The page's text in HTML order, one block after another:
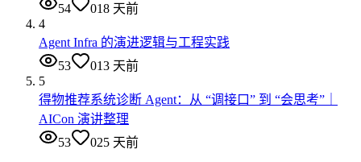
54
018 天前
4
Agent Infra 的演进逻辑与工程实践
53
013 天前
5
得物推荐系统诊断 Agent：从 “调接口” 到 “会思考”｜
AICon 演讲整理
53
025 天前